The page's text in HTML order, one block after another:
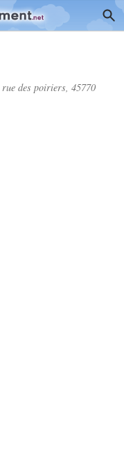
rue des poiriers, 45770